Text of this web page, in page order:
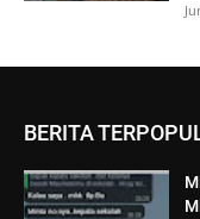
BERITA